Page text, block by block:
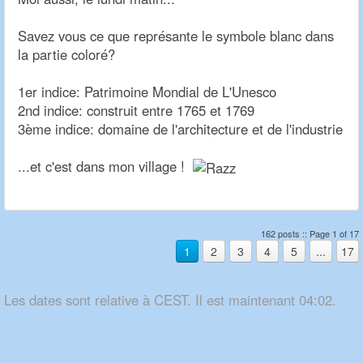
Savez vous ce que représante le symbole blanc dans
la partie coloré?
1er indice: Patrimoine Mondial de L'Unesco
2nd indice: construit entre 1765 et 1769
3ème indice: domaine de l'architecture et de l'industrie
...et c'est dans mon village !
162 posts :: Page 1 of 17
1 2 3 4 5 ... 17
Les dates sont relative à CEST. Il est maintenant 04:02.